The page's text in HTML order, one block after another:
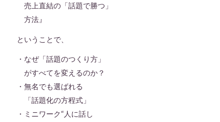
売上直結の「話題で勝つ」
方法』
ということで、
・なぜ「話題のつくり方」
がすべてを変えるのか？
・無名でも選ばれる
「話題化の方程式」
・ミニワーク“人に話し